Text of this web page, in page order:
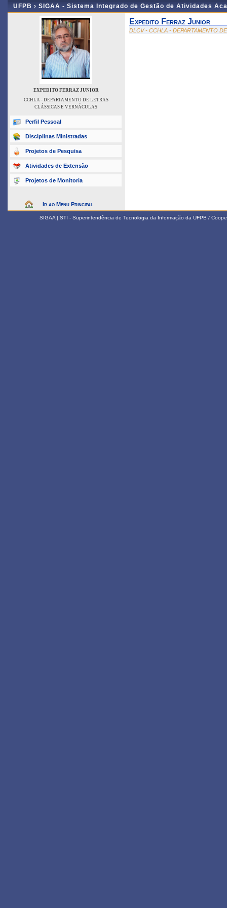
UFPB › SIGAA - Sistema Integrado de Gestão de Atividades
EXPEDITO FERRAZ JUNIOR
CCHLA - DEPARTAMENTO DE LETRAS
CLÁSSICAS E VERNÁCULAS
Perfil Pessoal
Disciplinas Ministradas
Projetos de Pesquisa
Atividades de Extensão
Projetos de Monitoria
Ir ao Menu Principal
Expedito Ferraz Junior
DLCV - CCHLA - DEPARTAMENTO
SIGAA | STI - Superintendência de Tecnologia da Informação da UFPB /